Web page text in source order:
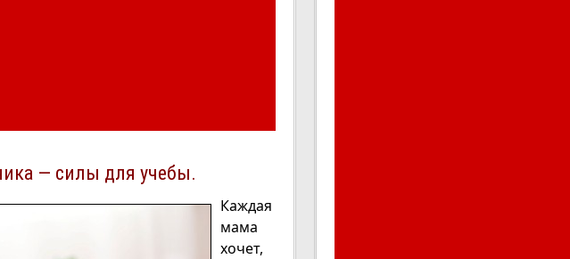
— силы для учебы.
Каждая
мама
хочет,